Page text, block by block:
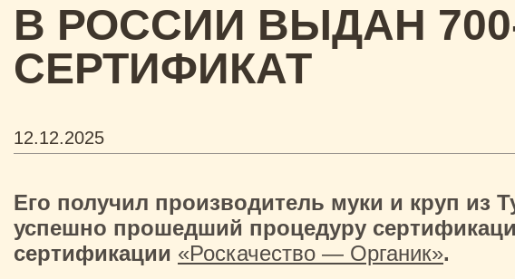
В РОССИИ ВЫДАН
СЕРТИФИКАТ
12.12.2025
Его получил производитель муки и круп
успешно прошедший процедуру
сертификации «Роскачество — Органик».